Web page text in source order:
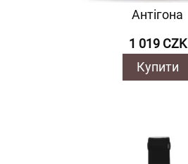
Антігона
1 019 CZK
Купити